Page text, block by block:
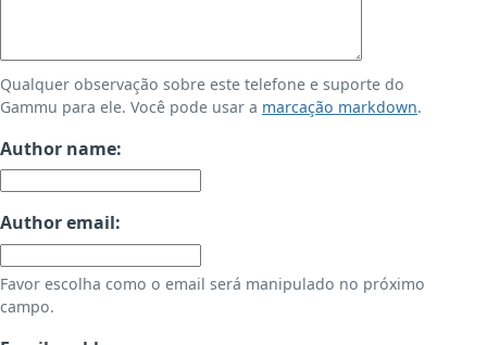
Qualquer observação sobre este telefone e suporte do
Gammu para ele. Você pode usar a marcação markdown.
Author name:
Author email:
Favor escolha como o email será manipulado no próximo
campo.